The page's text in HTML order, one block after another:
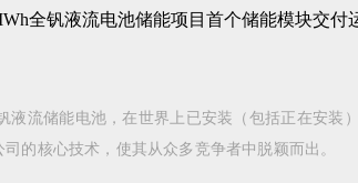
储能电池，在世界上已安装（包括正在安装）
的核心技术，使其从众多竞争者中脱颖而出。